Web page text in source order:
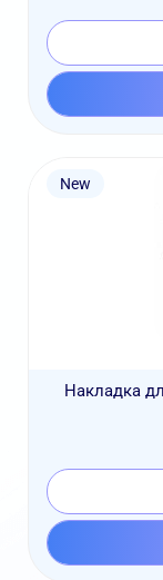
New
Накладка